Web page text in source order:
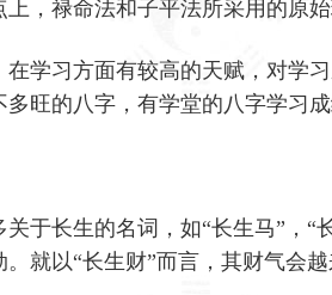
，禄命法和子平法所采用的原
学习方面有较高的天赋，对学
旺的八字，有学堂的八字学习
关于长生的名词，如“长生马”，
就以“长生财”而言，其财气会